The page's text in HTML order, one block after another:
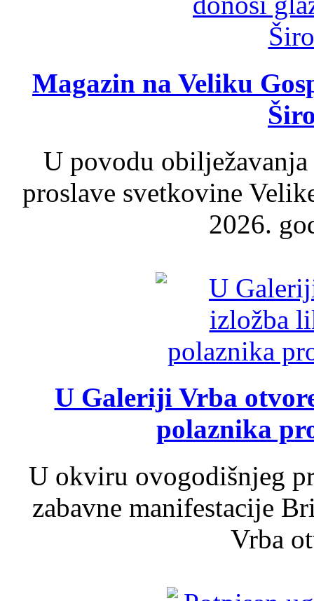
Magazin na Veliku
U povodu
proslave svetkovine
2026.
U Galeriji Vrba
polaznika
U okviru ovogodišnjeg
zabavne manifestacije
Vrba